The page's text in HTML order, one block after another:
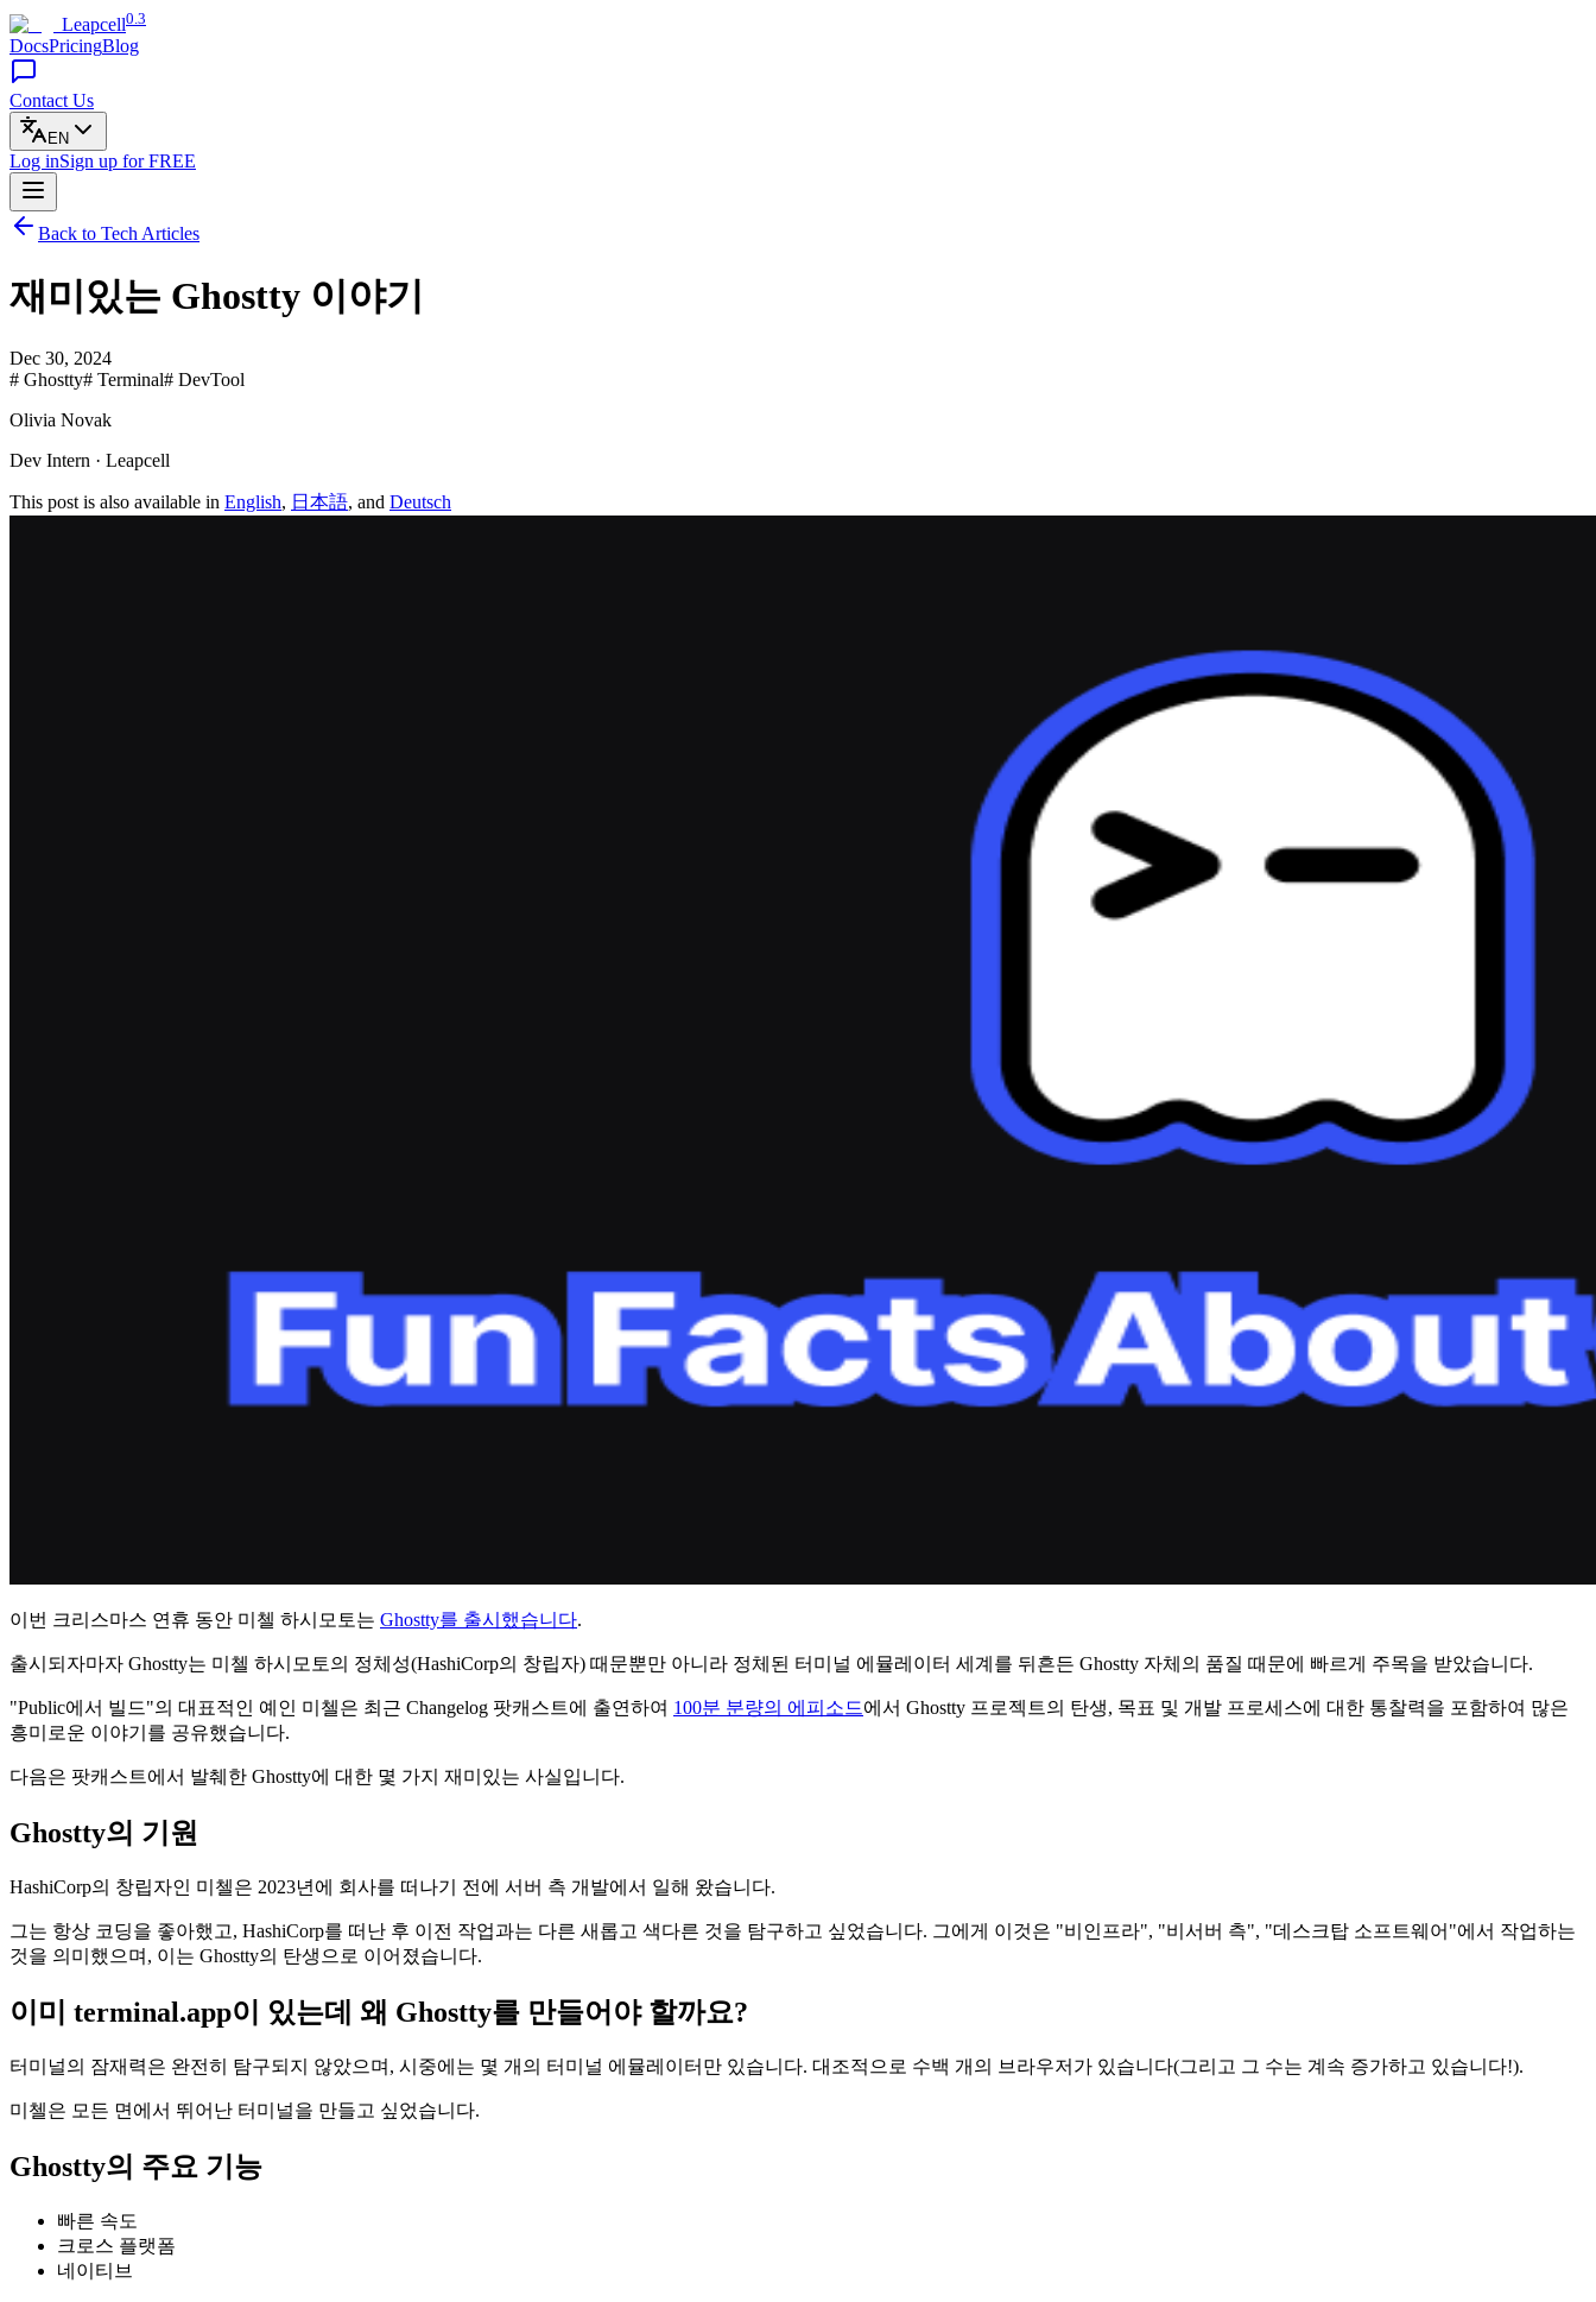
Leapcell0.3
DocsPricingBlog
Contact Us
EN
Log inSign up for FREE
Back to Tech Articles
재미있는 Ghostty 이야기
Dec 30, 2024
# Ghostty# Terminal# DevTool
Olivia Novak
Dev Intern · Leapcell
This post is also available in English, 日本語, and Deutsch
이번 크리스마스 연휴 동안 미첼 하시모토는 Ghostty를 출시했습니다.
출시되자마자 Ghostty는 미첼 하시모토의 정체성(HashiCorp의 창립자) 때문뿐만 아니라 정체된 터미널 에뮬레이터 세계를 뒤흔든 Ghostty 자체의 품질 때문에 빠르게 주목을 받았습니다.
"Public에서 빌드"의 대표적인 예인 미첼은 최근 Changelog 팟캐스트에 출연하여 100분 분량의 에피소드에서 Ghostty 프로젝트의 탄생, 목표 및 개발 프로세스에 대한 통찰력을 포함하여 많은
흥미로운 이야기를 공유했습니다.
다음은 팟캐스트에서 발췌한 Ghostty에 대한 몇 가지 재미있는 사실입니다.
Ghostty의 기원
HashiCorp의 창립자인 미첼은 2023년에 회사를 떠나기 전에 서버 측 개발에서 일해 왔습니다.
그는 항상 코딩을 좋아했고, HashiCorp를 떠난 후 이전 작업과는 다른 새롭고 색다른 것을 탐구하고 싶었습니다. 그에게 이것은 "비인프라", "비서버 측", "데스크탑 소프트웨어"에서 작업하는
것을 의미했으며, 이는 Ghostty의 탄생으로 이어졌습니다.
이미 terminal.app이 있는데 왜 Ghostty를 만들어야 할까요?
터미널의 잠재력은 완전히 탐구되지 않았으며, 시중에는 몇 개의 터미널 에뮬레이터만 있습니다. 대조적으로 수백 개의 브라우저가 있습니다(그리고 그 수는 계속 증가하고 있습니다!).
미첼은 모든 면에서 뛰어난 터미널을 만들고 싶었습니다.
Ghostty의 주요 기능
빠른 속도
크로스 플랫폼
네이티브